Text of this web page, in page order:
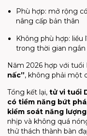
Phù hợp: mở rộng
nâng cấp bản thân
Không phù hợp: liều
trong thời gian ngắn
Năm 2026 hợp với
nấc”, không phải một
Tổng kết lại, tử vi tuổi
có tiềm năng bứt phá
kiểm soát năng
nhịp và không quá
thử thách thành bàn